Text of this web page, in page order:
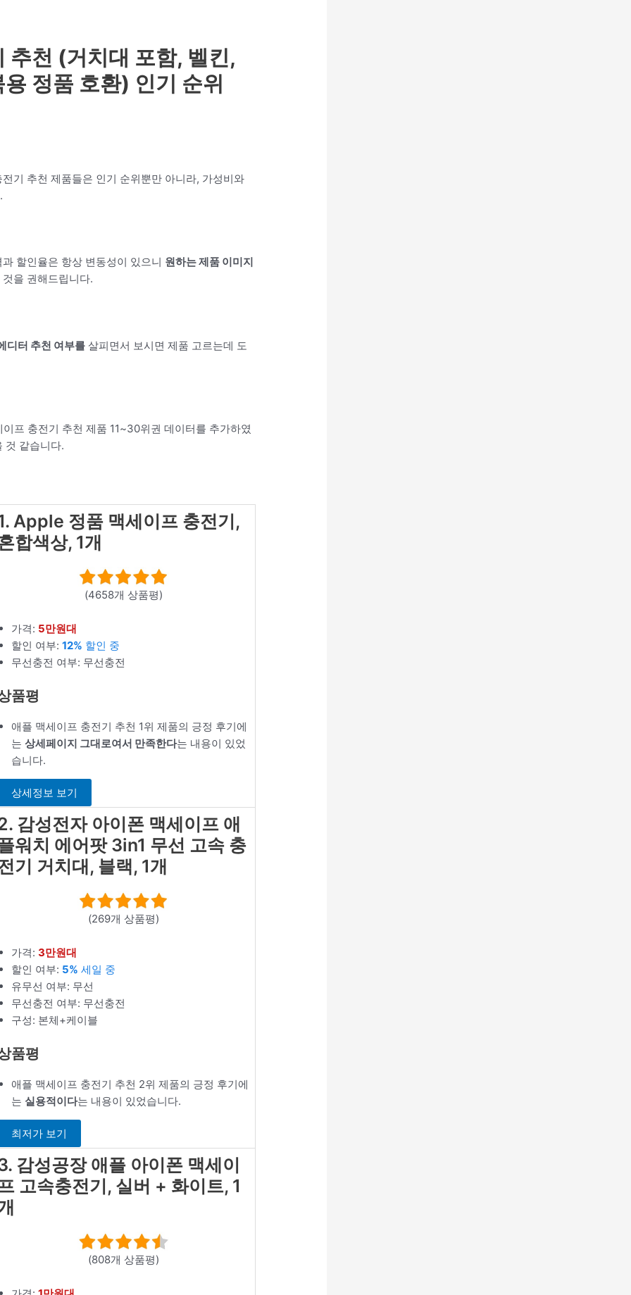
추천 (거치대 포함, 벨킨,
정품 호환) 인기 순위
기 추천 제품들은 인기 순위뿐만 아니라, 가성비와
할인율은 항상 변동성이 있으니 원하는 제품 이미지
을 권해드립니다.
디터 추천 여부를 살피면서 보시면 제품 고르는데 도
프 충전기 추천 제품 11~30위권 데이터를 추가하였
것 같습니다.
Apple 정품 맥세이프 충전기,
합색상, 1개
(4658개 상품평)
가격: 5만원대
할인 여부:12% 할인 중
무선충전 여부: 무선충전
품평
애플 맥세이프 충전기 추천 1위 제품의 긍정 후기에
는상세페이지 그대로여서 만족한다는 내용이 있었
습니다.
상세정보 보기
감성전자 아이폰 맥세이프 애
워치 에어팟 3in1 무선 고속 충
기 거치대, 블랙, 1개
(269개 상품평)
가격: 3만원대
할인 여부: 5% 세일 중
유무선 여부: 무선
무선충전 여부: 무선충전
구성: 본체+케이블
품평
애플 맥세이프 충전기 추천 2위 제품의 긍정 후기에
는 실용적이다는 내용이 있었습니다.
최저가 보기
감성공장 애플 아이폰 맥세이
고속충전기, 실버 + 화이트, 1
(808개 상품평)